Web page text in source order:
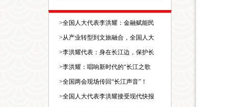
>全国人大代表李洪耀：金融赋能民
>从产业转型到文旅融合，全国人大
>李洪耀代表：身在长江边，保护长
>李洪耀：唱响新时代的“长江之歌
>全国两会现场传回“长江声音”！
>全国人大代表李洪耀接受现代快报